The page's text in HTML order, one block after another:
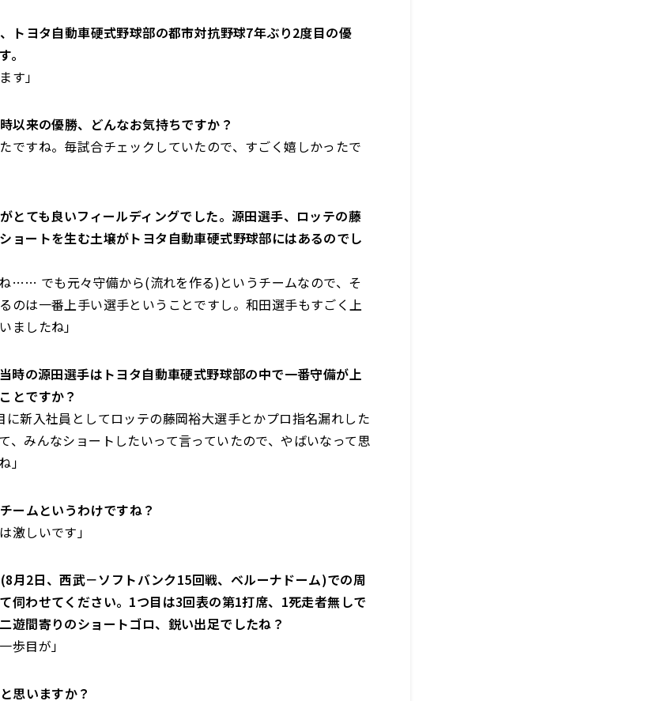
、トヨタ自動車硬式野球部の都市対抗野球7年ぶり2度目の優
。
す」
時以来の優勝、どんなお気持ちですか？
ですね。毎試合チェックしていたので、すごく嬉しかったで
がとても良いフィールディングでした。源田選手、ロッテの藤
ョートを生む土壌がトヨタ自動車硬式野球部にはあるのでし
…… でも元々守備から(流れを作る)というチームなので、そ
のは一番上手い選手ということですし。和田選手もすごく上
ましたね」
当時の源田選手はトヨタ自動車硬式野球部の中で一番守備が上
とですか？
に新入社員としてロッテの藤岡裕大選手とかプロ指名漏れした
、みんなショートしたいって言っていたので、やばいなって思
」
ームというわけですね？
激しいです」
(8月2日、西武－ソフトバンク15回戦、ベルーナドーム)での周
伺わせてください。1つ目は3回表の第1打席、1死走者無しで
遊間寄りのショートゴロ、鋭い出足でしたね？
歩目が」
思いますか？